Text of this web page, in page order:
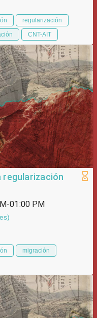
regularización
CNT-AIT
regularización
01:00 PM
migración